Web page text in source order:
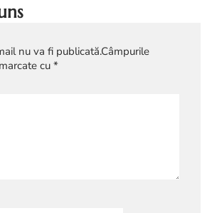
nu va fi publicată.Câmpurile
cu *